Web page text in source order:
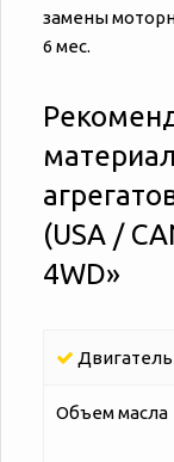
замены
6 мес.
(USA /
4WD»
Двигатель
Объем масла